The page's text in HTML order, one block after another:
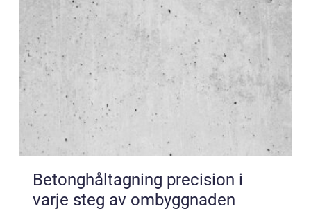
Betonghåltagning precision i
varje steg av ombyggnaden